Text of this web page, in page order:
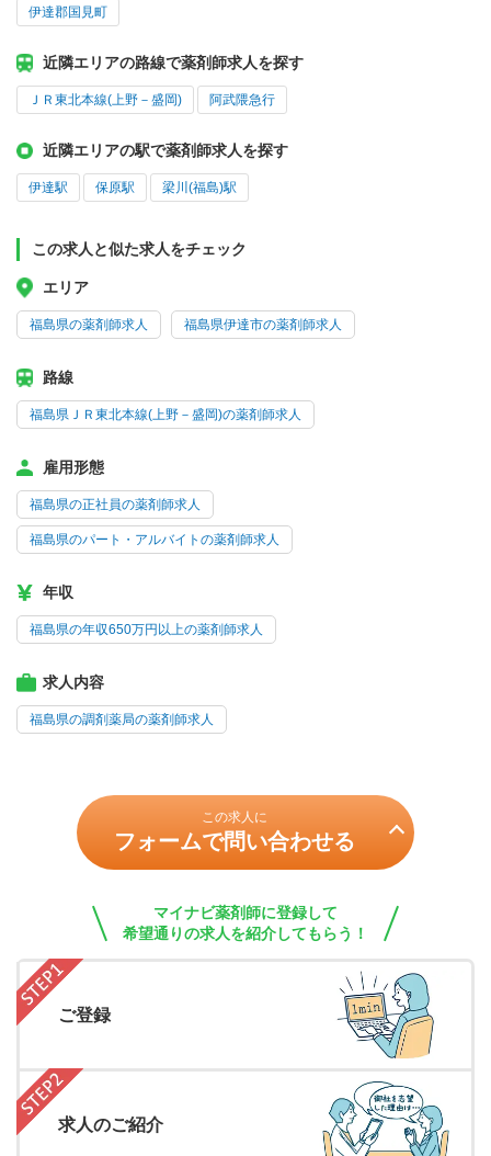
伊達郡国見町
近隣エリアの路線で薬剤師求人を探す
ＪＲ東北本線(上野－盛岡) 阿武隈急行
近隣エリアの駅で薬剤師求人を探す
伊達駅 保原駅 梁川(福島)駅
この求人と似た求人をチェック
エリア
福島県の薬剤師求人 福島県伊達市の薬剤師求人
路線
福島県ＪＲ東北本線(上野－盛岡)の薬剤師求人
雇用形態
福島県の正社員の薬剤師求人
福島県のパート・アルバイトの薬剤師求人
年収
福島県の年収650万円以上の薬剤師求人
求人内容
福島県の調剤薬局の薬剤師求人
この求人に
フォームで問い合わせる
マイナビ薬剤師に登録して
希望通りの求人を紹介してもらう！
ご登録
求人のご紹介